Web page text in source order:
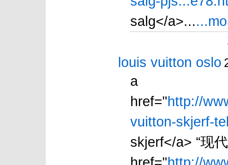
salg</a>...
louis vuitton oslo
a
href="http://
vuitton-skjerf-
skjerf</a> “现